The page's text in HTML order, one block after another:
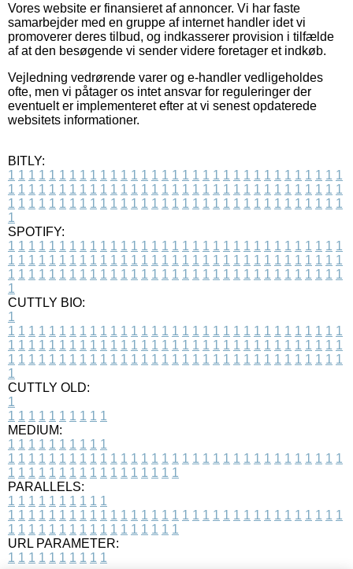
Vores website er finansieret af annoncer. Vi har faste
samarbejder med en gruppe af internet handler idet vi
promoverer deres tilbud, og indkasserer provision i tilfælde
af at den besøgende vi sender videre foretager et indkøb.
Vejledning vedrørende varer og e-handler vedligeholdes
ofte, men vi påtager os intet ansvar for reguleringer der
eventuelt er implementeret efter at vi senest opdaterede
websitets informationer.
BITLY:
1 1 1 1 1 1 1 1 1 1 1 1 1 1 1 1 1 1 1 1 1 1 1 1 1 1 1 1 1 1 1 1 1
1 1 1 1 1 1 1 1 1 1 1 1 1 1 1 1 1 1 1 1 1 1 1 1 1 1 1 1 1 1 1 1 1
1 1 1 1 1 1 1 1 1 1 1 1 1 1 1 1 1 1 1 1 1 1 1 1 1 1 1 1 1 1 1 1 1
1
SPOTIFY:
1 1 1 1 1 1 1 1 1 1 1 1 1 1 1 1 1 1 1 1 1 1 1 1 1 1 1 1 1 1 1 1 1
1 1 1 1 1 1 1 1 1 1 1 1 1 1 1 1 1 1 1 1 1 1 1 1 1 1 1 1 1 1 1 1 1
1 1 1 1 1 1 1 1 1 1 1 1 1 1 1 1 1 1 1 1 1 1 1 1 1 1 1 1 1 1 1 1 1
1
CUTTLY BIO:
1
1 1 1 1 1 1 1 1 1 1 1 1 1 1 1 1 1 1 1 1 1 1 1 1 1 1 1 1 1 1 1 1 1
1 1 1 1 1 1 1 1 1 1 1 1 1 1 1 1 1 1 1 1 1 1 1 1 1 1 1 1 1 1 1 1 1
1 1 1 1 1 1 1 1 1 1 1 1 1 1 1 1 1 1 1 1 1 1 1 1 1 1 1 1 1 1 1 1 1
1
CUTTLY OLD:
1
1 1 1 1 1 1 1 1 1 1
MEDIUM:
1 1 1 1 1 1 1 1 1 1
1 1 1 1 1 1 1 1 1 1 1 1 1 1 1 1 1 1 1 1 1 1 1 1 1 1 1 1 1 1 1 1 1
1 1 1 1 1 1 1 1 1 1 1 1 1 1 1 1 1
PARALLELS:
1 1 1 1 1 1 1 1 1 1
1 1 1 1 1 1 1 1 1 1 1 1 1 1 1 1 1 1 1 1 1 1 1 1 1 1 1 1 1 1 1 1 1
1 1 1 1 1 1 1 1 1 1 1 1 1 1 1 1 1
URL PARAMETER:
1 1 1 1 1 1 1 1 1 1